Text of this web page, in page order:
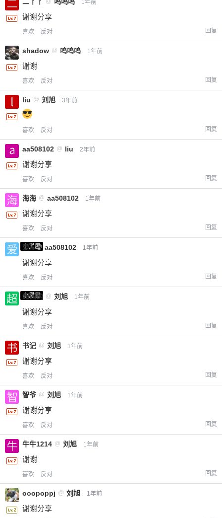
1年前
谢谢分享
喜欢 反对 回复
shadow @ 呜呜呜 1年前
谢谢
喜欢 反对 回复
liu @ 刘旭 3年前
喜欢 反对 回复
aa508102 @ liu 2年前
谢谢分享
喜欢 反对 回复
海海 @ aa508102 1年前
谢谢分享
喜欢 反对 回复
小黑屋
爱X @ aa508102 1年前
谢谢分享
喜欢 反对 回复
小黑屋
超凶的 @ 刘旭 1年前
谢谢分享
喜欢 反对 回复
书记 @ 刘旭 1年前
谢谢分享
喜欢 反对 回复
智爷 @ 刘旭 1年前
谢谢分享
喜欢 反对 回复
牛牛1214 @ 刘旭 1年前
谢谢
喜欢 反对 回复
ooopoppj @ 刘旭 1年前
谢谢分享